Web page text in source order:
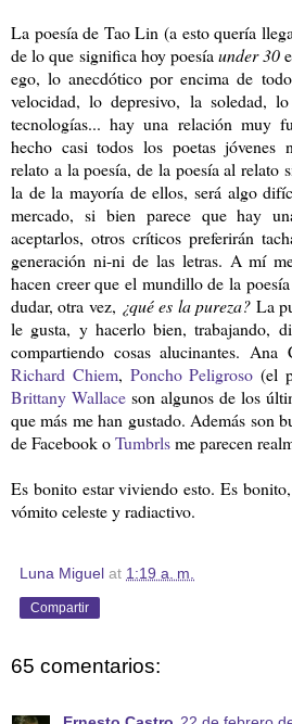
La poesía de Tao Lin (a esto quería
de lo que significa hoy poesía under 30
ego, lo anecdótico por encima de
velocidad, lo depresivo, la soledad,
tecnologías... hay una relación muy
hecho casi todos los poetas jóvenes
relato a la poesía, de la poesía al relato
la de la mayoría de ellos, será algo
mercado, si bien parece que hay
aceptarlos, otros críticos preferirán
generación ni-ni de las letras. A mí
hacen creer que el mundillo de la
dudar, otra vez, ¿qué es la pureza? La
le gusta, y hacerlo bien, trabajando,
compartiendo cosas alucinantes. Ana
Richard Chiem, Poncho Peligroso (el
Brittany Wallace son algunos de los
que más me han gustado. Además son
de Facebook oTumbrlsme parecen
Es bonito estar viviendo esto. Es
vómito celeste y radiactivo.
Luna Miguel at 1:19 a. m.
Compartir
65 comentarios: